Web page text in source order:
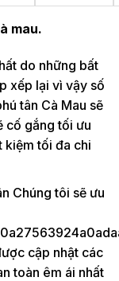
mau.
do những bất
xếp lại vì vậy số
tân Cà Mau sẽ
cố gắng tối ưu
kiệm tối đa chi
Chúng tôi sẽ ưu
cập nhật các
toàn êm ái nhất